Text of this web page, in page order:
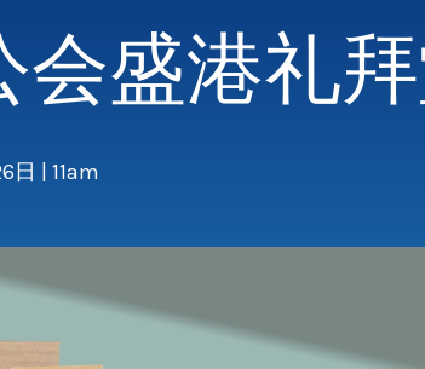
盛港礼
日 | 11am